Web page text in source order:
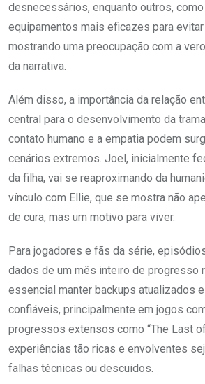
desnecessários, enquanto outros,
equipamentos mais eficazes para evitar
mostrando uma preocupação com a
da narrativa.
Além disso, a importância da relação
central para o desenvolvimento da
contato humano e a empatia podem
cenários extremos. Joel, inicialmente
da filha, vai se reaproximando da
vínculo com Ellie, que se mostra não
de cura, mas um motivo para viver.
Para jogadores e fãs da série,
dados de um mês inteiro de progresso
essencial manter backups atualizados
confiáveis, principalmente em jogos
progressos extensos como “The Last
experiências tão ricas e envolventes
falhas técnicas ou descuidos.